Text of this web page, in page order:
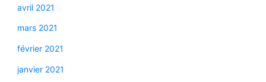
avril 2021
mars 2021
février 2021
janvier 2021